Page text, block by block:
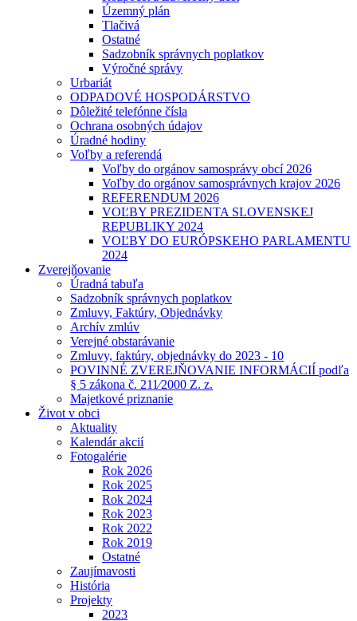
Územný plán
Tlačivá
Ostatné
Sadzobník správnych poplatkov
Výročné správy
Urbariát
ODPADOVÉ HOSPODÁRSTVO
Dôležité telefónne čísla
Ochrana osobných údajov
Úradné hodiny
Voľby a referendá
Voľby do orgánov samosprávy obcí 2026
Voľby do orgánov samosprávnych krajov 2026
REFERENDUM 2026
VOĽBY PREZIDENTA SLOVENSKEJ
REPUBLIKY 2024
VOĽBY DO EURÓPSKEHO PARLAMENTU
2024
Zverejňovanie
Úradná tabuľa
Sadzobník správnych poplatkov
Zmluvy, Faktúry, Objednávky
Archív zmlúv
Verejné obstarávanie
Zmluvy, faktúry, objednávky do 2023 - 10
POVINNÉ ZVEREJŇOVANIE INFORMÁCIÍ podľa
§ 5 zákona č. 211⁄2000 Z. z.
Majetkové priznanie
Život v obci
Aktuality
Kalendár akcií
Fotogalérie
Rok 2026
Rok 2025
Rok 2024
Rok 2023
Rok 2022
Rok 2019
Ostatné
Zaujímavosti
História
Projekty
2023